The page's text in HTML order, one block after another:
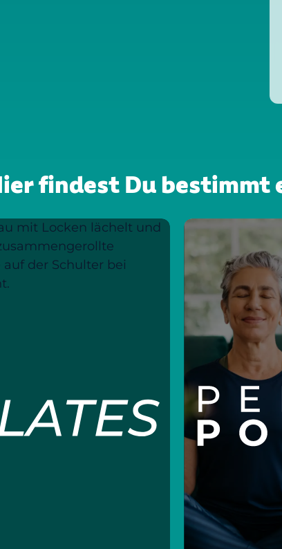
findest Du bestimmt